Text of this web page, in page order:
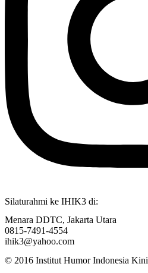
Silaturahmi ke IHIK3 di:
Menara DDTC, Jakarta Utara
0815-7491-4554
ihik3@yahoo.com
© 2016 Institut Humor Indonesia Kini